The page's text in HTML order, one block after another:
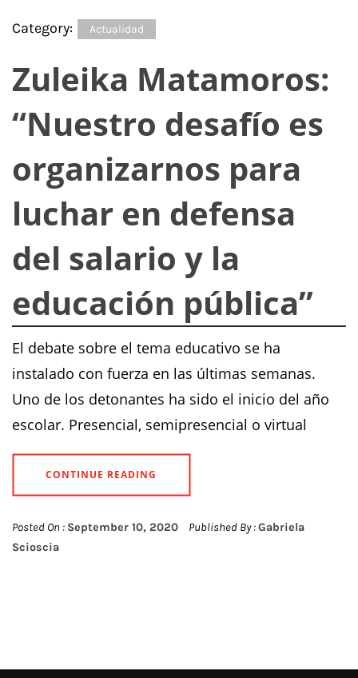
Category: Actualidad
Zuleika Matamoros:
“Nuestro desafío es
organizarnos para
luchar en defensa
del salario y la
educación pública”
El debate sobre el tema educativo se ha
instalado con fuerza en las últimas semanas.
Uno de los detonantes ha sido el inicio del año
escolar. Presencial, semipresencial o virtual
CONTINUE READING
Posted On : September 10, 2020 Published By :Gabriela
Scioscia